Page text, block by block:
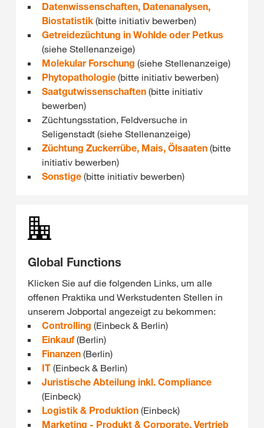
Datenwissenschaften, Datenanalysen,
Biostatistik (bitte initiativ bewerben)
Getreidezüchtung in Wohlde oder Petkus
(siehe Stellenanzeige)
Molekular Forschung (siehe Stellenanzeige)
Phytopathologie (bitte initiativ bewerben)
Saatgutwissenschaften (bitte initiativ
bewerben)
Züchtungsstation, Feldversuche in
Seligenstadt (siehe Stellenanzeige)
Züchtung Zuckerrübe, Mais, Ölsaaten (bitte
initiativ bewerben)
Sonstige (bitte initiativ bewerben)
Global Functions
Klicken Sie auf die folgenden Links, um alle
offenen Praktika und Werkstudenten Stellen in
unserem Jobportal angezeigt zu bekommen:
Controlling (Einbeck & Berlin)
Einkauf(Berlin)
Finanzen (Berlin)
IT (Einbeck & Berlin)
Juristische Abteilung inkl. Compliance
(Einbeck)
Logistik & Produktion (Einbeck)
Marketing - Produkt & Corporate, Vertrieb